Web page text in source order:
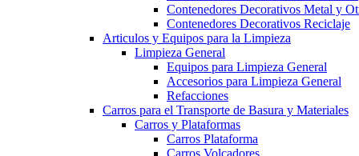
Contenedores Decorativos Metal y
Contenedores Decorativos Reciclaje
Articulos y Equipos para la Limpieza
Limpieza General
Equipos para Limpieza General
Accesorios para Limpieza General
Refacciones
Carros para el Transporte de Basura y Materiales
Carros y Plataformas
Carros Plataforma
Carros Volcadores